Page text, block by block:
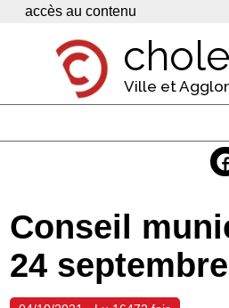
Panneau de gestion des cookies
accès au contenu
Ville et
Economie
Services
Contacts
Conseil
24